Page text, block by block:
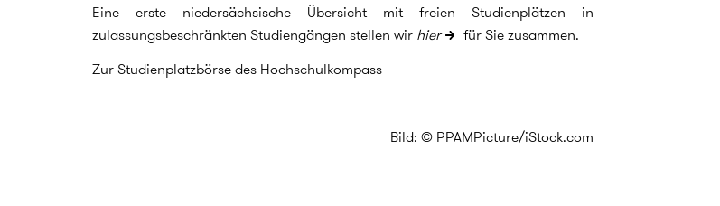
Eine erste niedersächsische Übersicht mit freien Studienplätzen in
zulassungsbeschränkten Studiengängen stellen wir hier
für Sie zusammen.
Zur Studienplatzbörse des Hochschulkompass
Bild: © PPAMPicture/iStock.com